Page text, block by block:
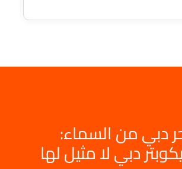
دبي من السماء:
دبي لا مثيل لها